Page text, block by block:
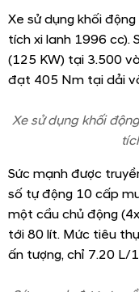
Hàng ghế thứ 2 có
việc tiếp cận hàng
hàng ghế 2 và 3 đều